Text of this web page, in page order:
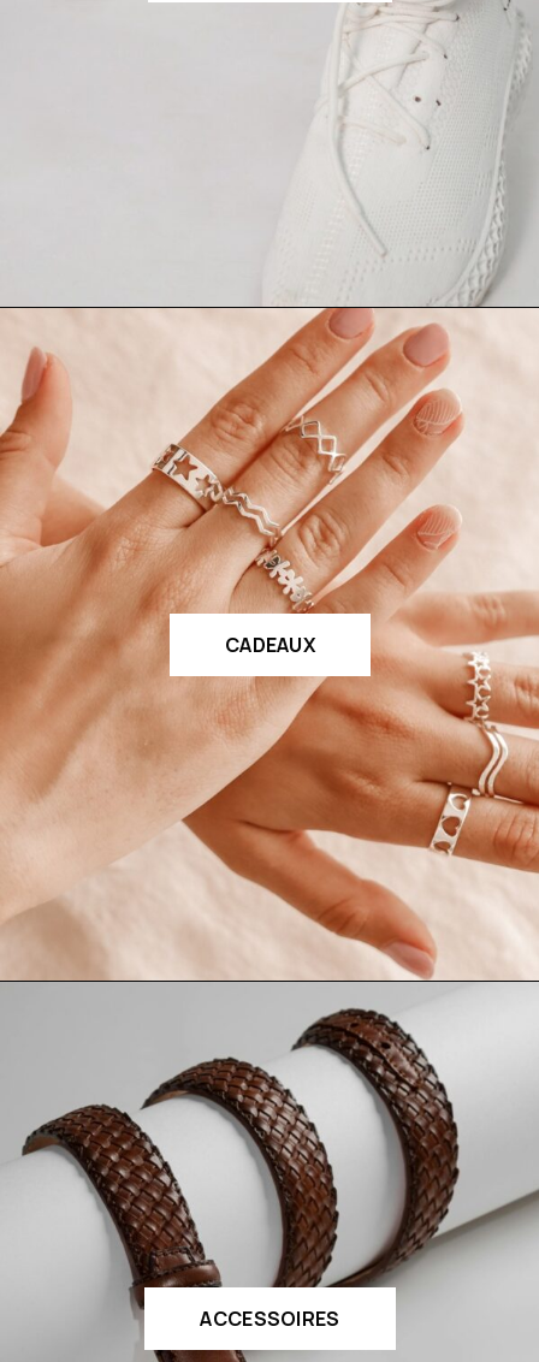
CADEAUX
ACCESSOIRES